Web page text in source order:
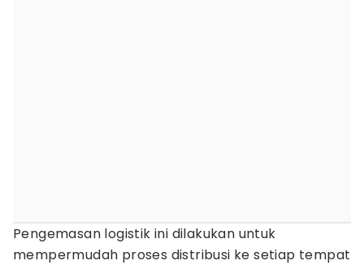
Pengemasan logistik ini dilakukan untuk
mempermudah proses distribusi ke setiap tempat